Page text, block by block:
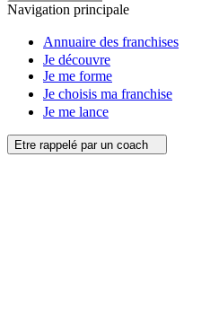
Navigation principale
Annuaire des franchises
Je découvre
Je me forme
Je choisis ma franchise
Je me lance
Etre rappelé par un coach